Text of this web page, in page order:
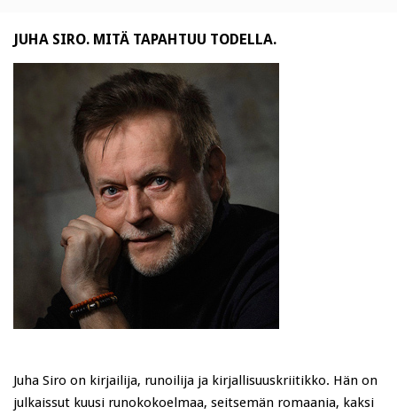
JUHA SIRO. MITÄ TAPAHTUU TODELLA.
Juha Siro on kirjailija, runoilija ja kirjallisuuskriitikko. Hän on
julkaissut kuusi runokokoelmaa, seitsemän romaania, kaksi